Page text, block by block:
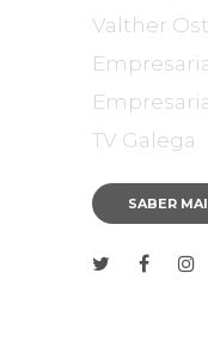
Valther
TV Galega.
SABER